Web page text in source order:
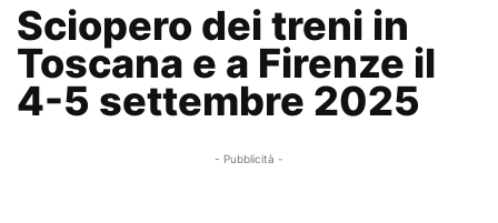
Sciopero dei treni in
Toscana e a Firenze il
4-5 settembre 2025
- Pubblicità -